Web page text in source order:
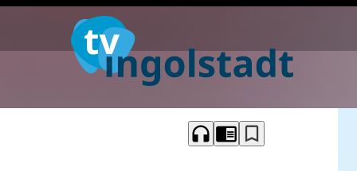
headphones chrome_reader_mode bookmark_border